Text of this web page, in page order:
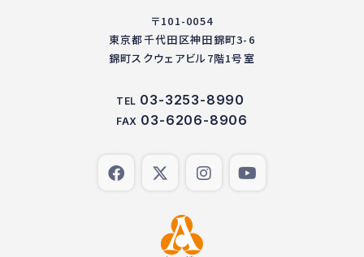
〒101-0054
東京都千代田区神田錦町3-6
錦町スクウェアビル7階1号室
TEL 03-3253-8990
FAX 03-6206-8906